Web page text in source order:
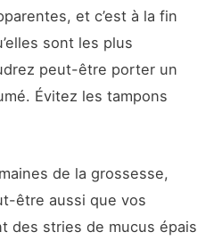
et c’est à la fin
sont les plus
peut-être porter un
Évitez les tampons
de la grossesse,
être aussi que vos
des stries de mucus épais